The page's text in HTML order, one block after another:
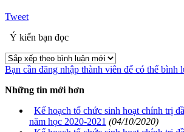
Tweet
Ý kiến bạn đọc
Bạn cần đăng nhập thành viên để có thể bình
Những tin mới hơn
Kế hoạch tổ chức sinh hoạt chính trị
năm học 2020-2021 (04/10/2020)